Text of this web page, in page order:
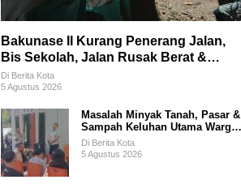
Bakunase II Kurang Penerang Jalan,
Bis Sekolah, Jalan Rusak Berat &
Susah Pupuk Subsidi
Di Berita Kota
5 Agustus 2026
Masalah Minyak Tanah, Pasar &
Sampah Keluhan Utama Warga
Airnona
Di Berita Kota
5 Agustus 2026